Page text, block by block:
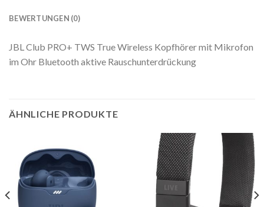
BEWERTUNGEN (0)
JBL Club PRO+ TWS True Wireless Kopfhörer mit Mikrofon
im Ohr Bluetooth aktive Rauschunterdrückung
ÄHNLICHE PRODUKTE